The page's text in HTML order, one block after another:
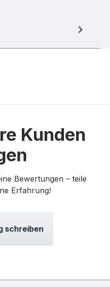
Kunden
Bewertungen – teile
Erfahrung!
schreiben